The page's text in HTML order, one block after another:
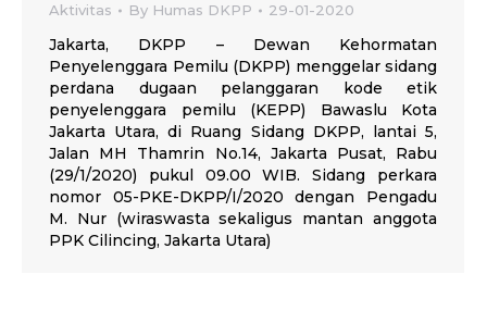
Aktivitas By Humas DKPP 29-01-2020
Jakarta, DKPP – Dewan Kehormatan
Penyelenggara Pemilu (DKPP) menggelar sidang
perdana dugaan pelanggaran kode etik
penyelenggara pemilu (KEPP) Bawaslu Kota
Jakarta Utara, di Ruang Sidang DKPP, lantai 5,
Jalan MH Thamrin No.14, Jakarta Pusat, Rabu
(29/1/2020) pukul 09.00 WIB. Sidang perkara
nomor 05-PKE-DKPP/I/2020 dengan Pengadu
M. Nur (wiraswasta sekaligus mantan anggota
PPK Cilincing, Jakarta Utara)